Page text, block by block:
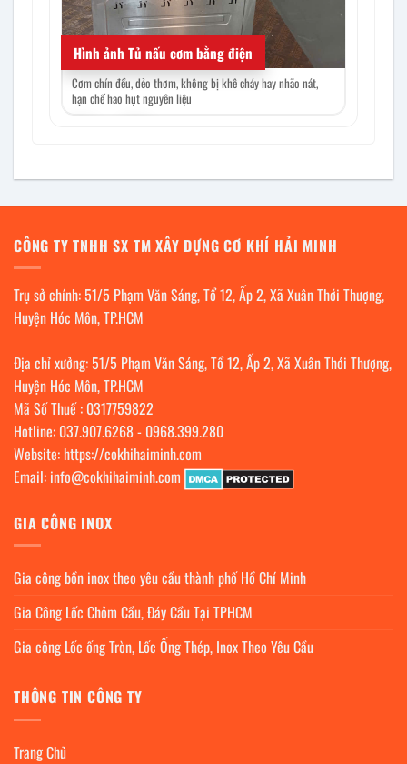
Cơm chín đều, dẻo thơm, không bị khê cháy hay nhão nát,
hạn chế hao hụt nguyên liệu
Hình ảnh Tủ nấu cơm bằng điện
CÔNG TY TNHH SX TM XÂY DỰNG CƠ KHÍ HẢI MINH
Trụ sở chính: 51/5 Phạm Văn Sáng, Tổ 12, Ấp 2, Xã Xuân Thới Thượng,
Huyện Hóc Môn, TP.HCM
Địa chỉ xưởng: 51/5 Phạm Văn Sáng, Tổ 12, Ấp 2, Xã Xuân Thới Thượng,
Huyện Hóc Môn, TP.HCM
Mã Số Thuế : 0317759822
Hotline: 037.907.6268- 0968.399.280
Website: https://cokhihaiminh.com
Email: info@cokhihaiminh.com
GIA CÔNG INOX
Gia công bồn inox theo yêu cầu thành phố Hồ Chí Minh
Gia Công Lốc Chỏm Cầu, Đáy Cầu Tại TPHCM
Gia công Lốc ống Tròn, Lốc Ống Thép, Inox Theo Yêu Cầu
THÔNG TIN CÔNG TY
Trang Chủ